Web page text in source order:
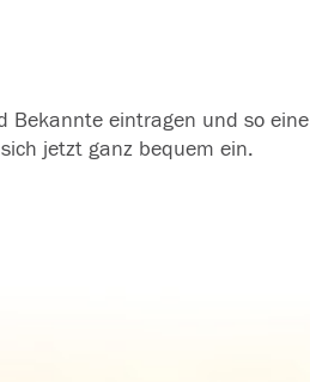
Bekannte eintragen und so eine
jetzt ganz bequem ein.